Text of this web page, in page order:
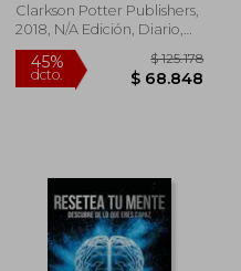
45%
dcto. $
Clarkson Potter Publishers,
2018, N/A Edición, Diario,
Nuevo